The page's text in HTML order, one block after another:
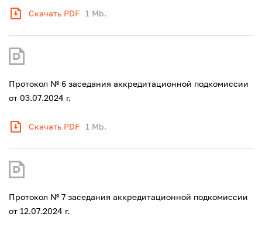
Скачать PDF 1 Mb.
Протокол № 6 заседания аккредитационной подкомиссии
от 03.07.2024 г.
Скачать PDF 1 Mb.
Протокол № 7 заседания аккредитационной подкомиссии
от 12.07.2024 г.